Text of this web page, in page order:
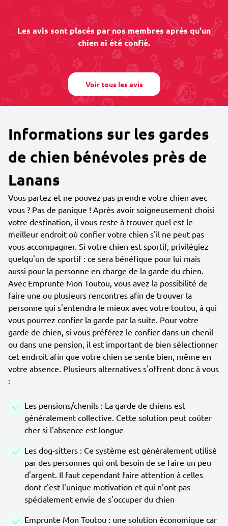
Les avis sont placés par nos membres après qu'un
chien ai été confié.
Voir tous les avis
Informations sur les gardes
de chien bénévoles près de
Lanans
Vous partez et ne pouvez pas prendre votre chien avec
vous ? Pas de panique ! Après avoir soigneusement choisi
votre destination, il vous reste à trouver quel est le
meilleur endroit où confier votre chien s'il ne peut pas
vous accompagner. Si votre chien est sportif, privilégiez
quelqu'un de sportif : ce sera bénéfique pour lui mais
aussi pour la personne en charge de la garde du chien.
Avec Emprunte Mon Toutou, vous avez la possibilité de
faire une ou plusieurs rencontres afin de trouver la
personne qui s'entendra le mieux avec votre toutou, à qui
vous pourrez confier la garde par la suite. Pour votre
garde de chien, si vous préférez le confier dans un chenil
ou dans une pension, il est important de bien sélectionner
cet endroit afin que votre chien se sente bien, même en
votre absence. Plusieurs alternatives s'offrent donc à vous
:
Les pensions/chenils : La garde de chiens est
généralement collective. Cette solution peut coûter
cher si l'absence est longue
Les dog-sitters : Ce système est généralement utilisé
par des personnes qui ont besoin de se faire un peu
d'argent. Il faut cependant faire attention à celles
dont c'est l'unique motivation et qui n'ont pas
spécialement envie de s'occuper du chien
Emprunte Mon Toutou : une solution économique car